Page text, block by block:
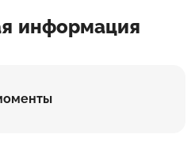
информация